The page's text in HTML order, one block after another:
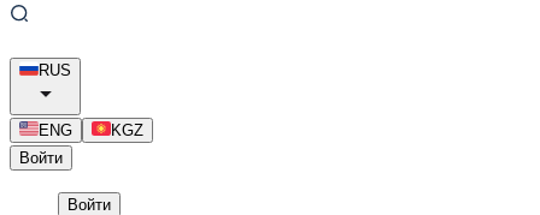
RUS
ENG
KGZ
Войти
Войти